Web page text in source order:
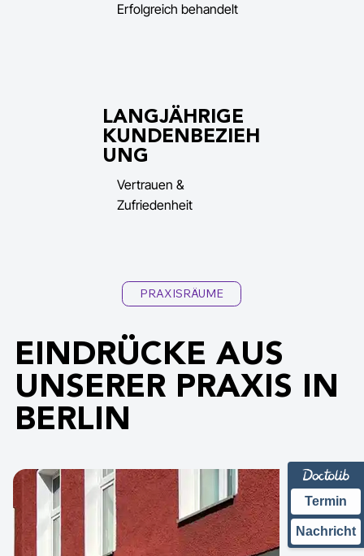
Termin
Nachricht
Erfolgreich behandelt
LANGJÄHRIGE
KUNDENBEZIEH
UNG
Vertrauen &
Zufriedenheit
PRAXISRÄUME
EINDRÜCKE AUS
UNSERER PRAXIS IN
BERLIN